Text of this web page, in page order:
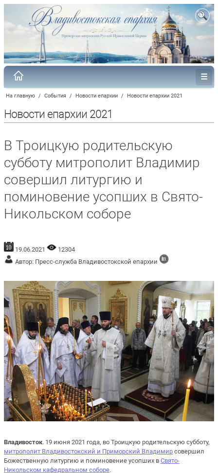
На главную / События / Новости епархии / Новости епархии 2021
Новости епархии 2021
В Троицкую родительскую
субботу митрополит Владимир
совершил литургию и
поминовение усопших в Свято-
Никольском соборе
19.06.2021
12304
Автор: Пресс-служба Владивостокской епархии
Владивосток. 19 июня 2021 года, во Троицкую родительскую субботу,
митрополит Владивостокский и Приморский Владимир совершил
Божественную литургию и поминовение усопших в Свято-
Никольском кафедральном соборе.